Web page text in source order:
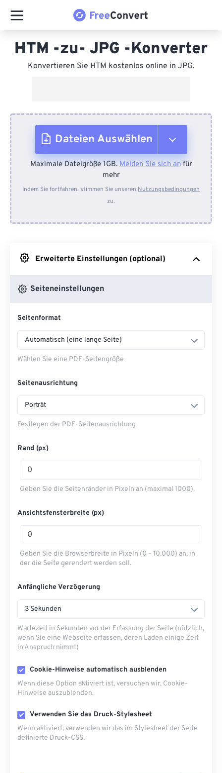
HTM -zu- JPG -Konverter
Konvertieren Sie HTM kostenlos online in JPG.
Dateien Auswählen
Vom Gerät
Von Dropbox
Maximale Dateigröße 1GB.Melden Sie sich anfür
mehr
Indem Sie fortfahren, stimmen Sie unseren Nutzungsbedingungen
zu.
Erweiterte Einstellungen (optional)
Seiteneinstellungen
Seitenformat
Automatisch (eine lange Seite)
Wählen Sie eine PDF-Seitengröße
Seitenausrichtung
Porträt
Festlegen der PDF-Seitenausrichtung
Rand (px)
Geben Sie die Seitenränder in Pixeln an (maximal 1000).
Ansichtsfensterbreite (px)
Geben Sie die Browserbreite in Pixeln (0 – 10.000) an, in
der die Seite gerendert werden soll.
Anfängliche Verzögerung
3 Sekunden
Wartezeit in Sekunden vor der Erfassung der Seite (nützlich,
wenn Sie eine Webseite erfassen, deren Laden einige Zeit
in Anspruch nimmt)
Cookie-Hinweise automatisch ausblenden
Wenn diese Option aktiviert ist, versuchen wir, Cookie-
Hinweise auszublenden.
Verwenden Sie das Druck-Stylesheet
Wenn aktiviert, verwenden wir das im Stylesheet der Seite
definierte Druck-CSS.